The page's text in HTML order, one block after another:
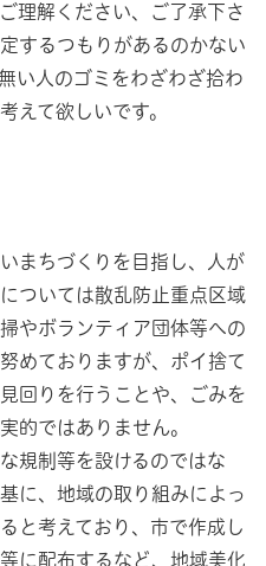
理解ください、ご了承下さ
するつもりがあるのかない
い人のゴミをわざわざ拾わ
えて欲しいです。
まちづくりを目指し、人が
ついては散乱防止重点区域
やボランティア団体等への
めておりますが、ポイ捨て
回りを行うことや、ごみを
的ではありません。
規制等を設けるのではな
に、地域の取り組みによっ
と考えており、市で作成し
に配布するなど、地域美化